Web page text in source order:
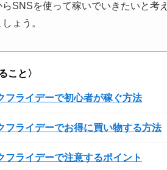
らSNSを使って稼いでいきたいと
ょう。
こと〉
フライデーで初心者が稼ぐ方法
フライデーでお得に買い物する方法
フライデーで注意するポイント